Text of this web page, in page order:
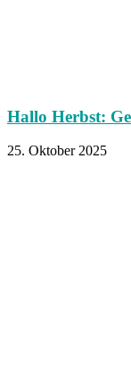
Hallo Herbst:
25. Oktober 2025